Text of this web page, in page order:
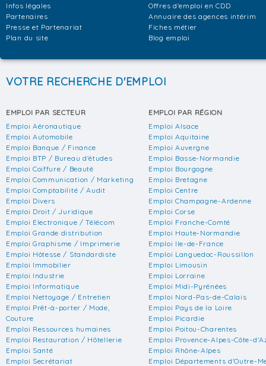
Infos légales
Partenaires
Presse et Partenariat
Plan du site
Offres d'emploi en CDD
Annuaire des agences intérim
Fiches métier
Blog emploi
VOTRE RECHERCHE D'EMPLOI
EMPLOI PAR SECTEUR
Emploi Aéronautique
Emploi Automobile
Emploi Banque / Finance
Emploi BTP / Bureau d'études
Emploi Coiffure / Beauté
Emploi Communication / Marketing
Emploi Comptabilité / Audit
Emploi Divers
Emploi Droit / Juridique
Emploi Electronique / Télécom
Emploi Grande distribution
Emploi Graphisme / Imprimerie
Emploi Hôtesse / Standardiste
Emploi Immobilier
Emploi Industrie
Emploi Informatique
Emploi Nettoyage / Entretien
Emploi Prêt-à-porter / Mode,
Couture
Emploi Ressources humaines
Emploi Restauration / Hôtellerie
Emploi Santé
Emploi Secrétariat
EMPLOI PAR RÉGION
Emploi Alsace
Emploi Aquitaine
Emploi Auvergne
Emploi Basse-Normandie
Emploi Bourgogne
Emploi Bretagne
Emploi Centre
Emploi Champagne-Ardenne
Emploi Corse
Emploi Franche-Comté
Emploi Haute-Normandie
Emploi Ile-de-France
Emploi Languedoc-Roussillon
Emploi Limousin
Emploi Lorraine
Emploi Midi-Pyrénées
Emploi Nord-Pas-de-Calais
Emploi Pays de la Loire
Emploi Picardie
Emploi Poitou-Charentes
Emploi Provence-Alpes-Côte-
Emploi Rhône-Alpes
Emploi Départements d'Outre-